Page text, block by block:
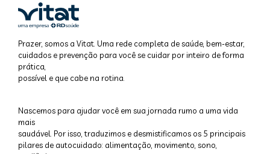
Prazer, somos a Vitat. Uma rede completa de saúde, bem-estar,
cuidados e prevenção para você se cuidar por inteiro de forma
prática,
possível e que cabe na rotina.
Nascemos para ajudar você em sua jornada rumo a uma vida
mais
saudável. Por isso, traduzimos e desmistificamos os 5 principais
pilares de autocuidado: alimentação, movimento, sono,